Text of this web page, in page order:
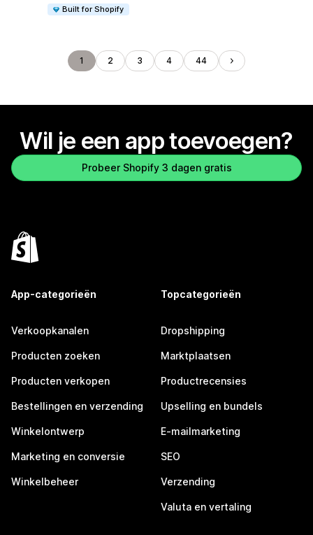
Built for Shopify
1 2 3 4 44
Wil je een app toevoegen?
Probeer Shopify 3 dagen gratis
App-categorieën
Verkoopkanalen
Producten zoeken
Producten verkopen
Bestellingen en verzending
Winkelontwerp
Marketing en conversie
Winkelbeheer
Topcategorieën
Dropshipping
Marktplaatsen
Productrecensies
Upselling en bundels
E-mailmarketing
SEO
Verzending
Valuta en vertaling